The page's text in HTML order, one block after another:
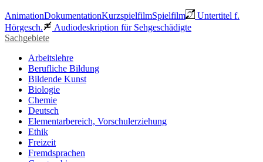
AnimationDokumentationKurzspielfilmSpielfilm
Untertitel f.
Hörgesch.
Audiodeskription für Sehgeschädigte
Sachgebiete
Arbeitslehre
Berufliche Bildung
Bildende Kunst
Biologie
Chemie
Deutsch
Elementarbereich, Vorschulerziehung
Ethik
Freizeit
Fremdsprachen